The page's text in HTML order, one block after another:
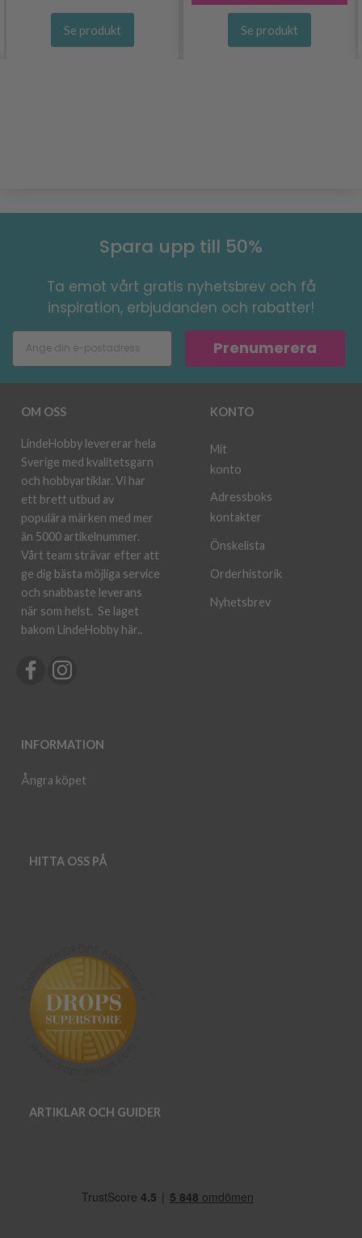
Se produkt Se produkt
Spara upp till 50%
Ta emot vårt gratis nyhetsbrev och få
inspiration, erbjudanden och rabatter!
Prenumerera
OM OSS
LindeHobby levererar hela
Sverige med kvalitetsgarn
och hobbyartiklar. Vi har
ett brett utbud av
populära märken med mer
än 5000 artikelnummer.
Vårt team strävar efter att
ge dig bästa möjliga service
och snabbaste leverans
när som helst. Se laget
bakom LindeHobby här..
INFORMATION
Ångra köpet
KONTO
Mit
konto
Adressboks
kontakter
Önskelista
Orderhistorik
Nyhetsbrev
HITTA OSS PÅ
ARTIKLAR OCH GUIDER